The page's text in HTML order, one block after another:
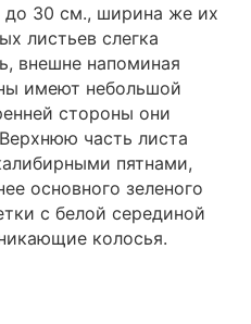
до 30 см., ширина же их
листьев слегка
внешне напоминая
имеют небольшой
стороны они
часть листа
пятнами,
основного зеленого
с белой серединой
колосья.